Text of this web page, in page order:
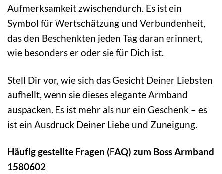
Aufmerksamkeit zwischendurch. Es ist ein
Symbol für Wertschätzung und Verbundenheit,
das den Beschenkten jeden Tag daran erinnert,
wie besonders er oder sie für Dich ist.
Stell Dir vor, wie sich das Gesicht Deiner Liebsten
aufhellt, wenn sie dieses elegante Armband
auspacken. Es ist mehr als nur ein Geschenk – es
ist ein Ausdruck Deiner Liebe und Zuneigung.
Häufig gestellte Fragen (FAQ) zum Boss Armband
1580602